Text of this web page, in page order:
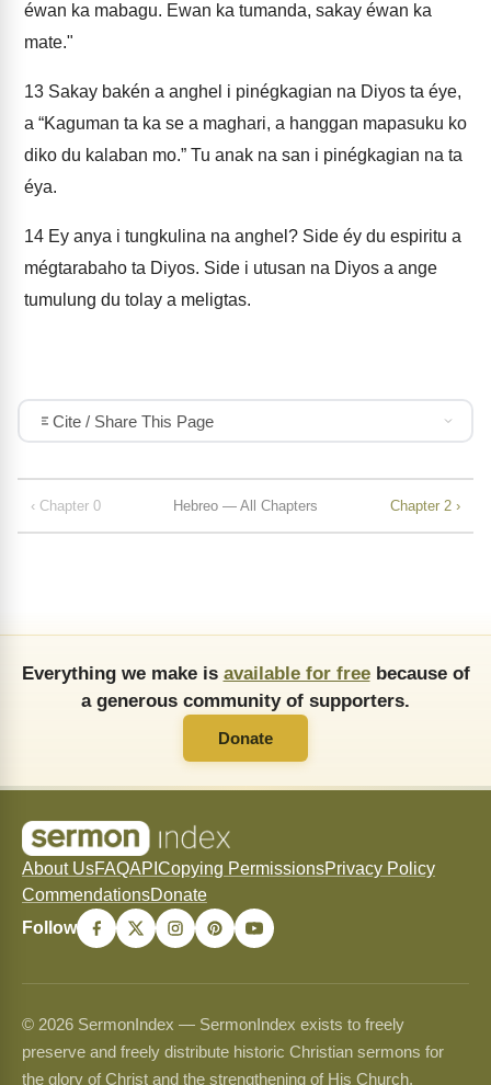
éwan ka mabagu. Ewan ka tumanda, sakay éwan ka
mate."
13 Sakay bakén a anghel i pinégkagian na Diyos ta éye,
a “Kaguman ta ka se a maghari, a hanggan mapasuku ko
diko du kalaban mo.” Tu anak na san i pinégkagian na ta
éya.
14 Ey anya i tungkulina na anghel? Side éy du espiritu a
mégtarabaho ta Diyos. Side i utusan na Diyos a ange
tumulung du tolay a meligtas.
Cite / Share This Page
‹ Chapter 0 Hebreo — All Chapters Chapter 2 ›
Everything we make is available for freebecause of
a generous community of supporters.
Donate
About UsFAQAPI Copying PermissionsPrivacy Policy
CommendationsDonate
Follow
© 2026 SermonIndex — SermonIndex exists to freely
preserve and freely distribute historic Christian sermons for
the glory of Christ and the strengthening of His Church.